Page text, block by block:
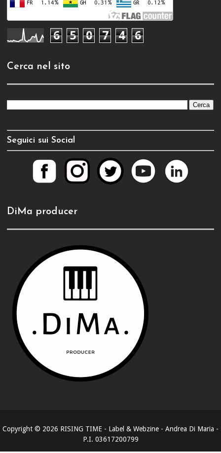
6 5 0 7 4 6
Cerca nel sito
Seguici sui Social
DiMa producer
Copyright © 2026 RISING TIME - Label & Webzine - Andrea Di Maria -
P.I. 03617200799